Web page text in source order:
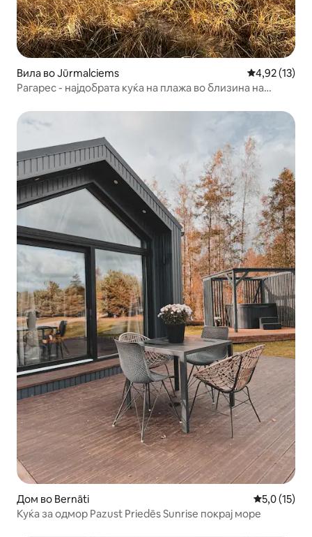
Вила во Jūrmalciems Просечна
4,92 (13)
Рагарес - најдобрата куќа на плажа во близина на
Дом во Bernāti Просечна
5,0 (15)
Куќа за одмор Pazust Priedēs Sunrise покрај море